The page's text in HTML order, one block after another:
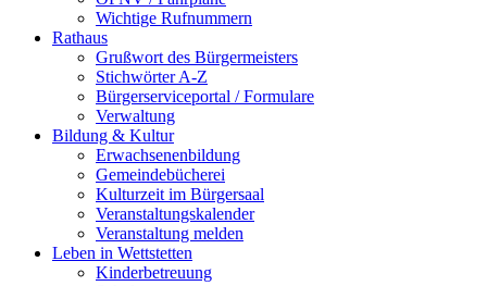
Wichtige Rufnummern
Rathaus
Grußwort des Bürgermeisters
Stichwörter A-Z
Bürgerserviceportal / Formulare
Verwaltung
Bildung & Kultur
Erwachsenenbildung
Gemeindebücherei
Kulturzeit im Bürgersaal
Veranstaltungskalender
Veranstaltung melden
Leben in Wettstetten
Kinderbetreuung